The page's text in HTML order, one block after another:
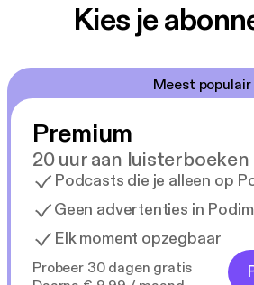
Kies je
Meest populair
Premium
20 uur aan luisterboeken
Podcasts die je alleen op
Geen advertenties in
Elk moment opzegbaar
Probeer 30 dagen gratis